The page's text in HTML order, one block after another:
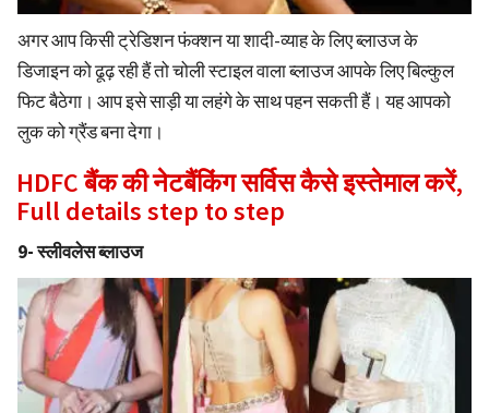
अगर आप किसी ट्रेडिशन फंक्शन या शादी-व्याह के लिए ब्लाउज के
डिजाइन को ढूढ़ रही हैं तो चोली स्टाइल वाला ब्लाउज आपके लिए बिल्कुल
फिट बैठेगा। आप इसे साड़ी या लहंगे के साथ पहन सकती हैं। यह आपको
लुक को ग्रैंड बना देगा।
HDFC बैंक की नेटबैंकिंग सर्विस कैसे इस्तेमाल करें,
Full details step to step
9- स्लीवलेस ब्लाउज